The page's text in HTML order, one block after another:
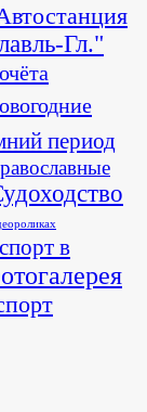
Гл."
период
в